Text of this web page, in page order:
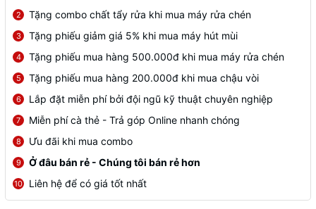
2 Tặng combo chất tẩy rửa khi mua máy rửa chén
3 Tặng phiếu giảm giá 5% khi mua máy hút mùi
4 Tặng phiếu mua hàng 500.000đ khi mua máy rửa chén
5 Tặng phiếu mua hàng 200.000đ khi mua chậu vòi
6 Lắp đặt miễn phí bởi đội ngũ kỹ thuật chuyên nghiệp
7 Miễn phí cà thẻ - Trả góp Online nhanh chóng
8 Ưu đãi khi mua combo
9 Ở đâu bán rẻ - Chúng tôi bán rẻ hơn
10 Liên hệ để có giá tốt nhất